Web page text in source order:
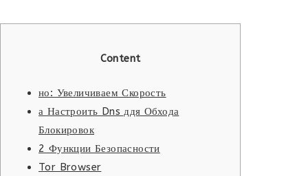
Content
но: Увеличиваем Скорость
а Настроить Dns ддя Обхода
Блокировок
2 Функции Безопасности
Tor Browser